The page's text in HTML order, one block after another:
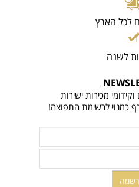
לכל הארץ
לשנה
מכירות ישירות
כמנוי לרשימת התפוצה!